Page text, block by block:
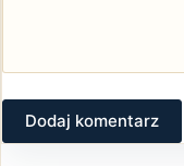
Dodaj komentarz